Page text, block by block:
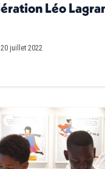
Léo
20 juillet 2022